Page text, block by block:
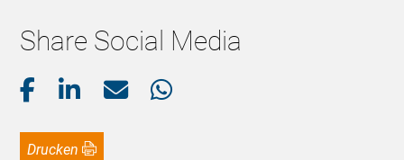
Share Social Media
Drucken